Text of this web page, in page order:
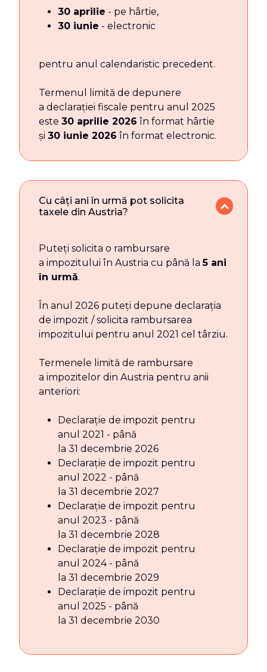
30 aprilie - pe hârtie,
30 iunie - electronic
pentru anul calendaristic precedent.
Termenul limită de depunere
a declarației fiscale pentru anul 2025
este 30 aprilie 2026 în format hârtie
și 30 iunie 2026 în format electronic.
Cu câți ani în urmă pot solicita
taxele din Austria?
Puteți solicita o rambursare
a impozitului în Austria cu până la5 ani
în urmă.
În anul 2026 puteți depune declarația
de impozit / solicita rambursarea
impozitului pentru anul 2021 cel târziu.
Termenele limită de rambursare
a impozitelor din Austria pentru anii
anteriori:
Declarație de impozit pentru
anul 2021 - până
la 31 decembrie 2026
Declarație de impozit pentru
anul 2022 - până
la 31 decembrie 2027
Declarație de impozit pentru
anul 2023 - până
la 31 decembrie 2028
Declarație de impozit pentru
anul 2024 - până
la 31 decembrie 2029
Declarație de impozit pentru
anul 2025 - până
la 31 decembrie 2030